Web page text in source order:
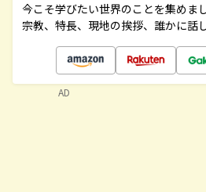
今こそ学びたい世界のことを集めま
宗教、特長、現地の挨拶、誰かに話
AD